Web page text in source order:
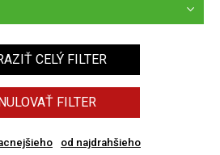
CELÝ FILTER
FILTER
od najdrahšieho